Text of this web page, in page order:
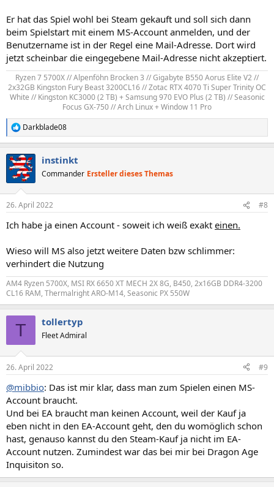
Er hat das Spiel wohl bei Steam gekauft und soll sich dann
beim Spielstart mit einem MS-Account anmelden, und der
Benutzername ist in der Regel eine Mail-Adresse. Dort wird
jetzt scheinbar die eingegebene Mail-Adresse nicht akzeptiert.
Ryzen 7 5700X // Alpenföhn Brocken 3 // Gigabyte B550 Aorus Elite V2 //
2x32GB Kingston Fury Beast 3200CL16 // Zotac RTX 4070 Ti Super Trinity OC
White // Kingston KC3000 (2 TB) + Samsung 970 EVO Plus (2 TB) // Seasonic
Focus GX-750 // Arch Linux + Window 11 Pro​
R
e
k
t
i
e
:
Darkblade08
instinkt
Commander Ersteller dieses Themas
26. April 2022 #8
Ich habe ja einen Account - soweit ich weiß exakt einen.
Wieso will MS also jetzt weitere Daten bzw schlimmer:
verhindert die Nutzung
AM4 Ryzen 5700X, MSI RX 6650 XT MECH 2X 8G, B450, 2x16GB DDR4-3200
CL16 RAM, Thermalright ARO-M14, Seasonic PX 550W
T tollertyp
Fleet Admiral
26. April 2022 #9
@mibbio: Das ist mir klar, dass man zum Spielen einen MS-
Account braucht.
Und bei EA braucht man keinen Account, weil der Kauf ja
eben nicht in den EA-Account geht, den du womöglich schon
hast, genauso kannst du den Steam-Kauf ja nicht im EA-
Account nutzen. Zumindest war das bei mir bei Dragon Age
Inquisiton so.